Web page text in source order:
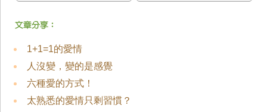
1+1=1的愛情
人沒變，變的是感覺
六種愛的方式！
太熟悉的愛情只剩習慣？